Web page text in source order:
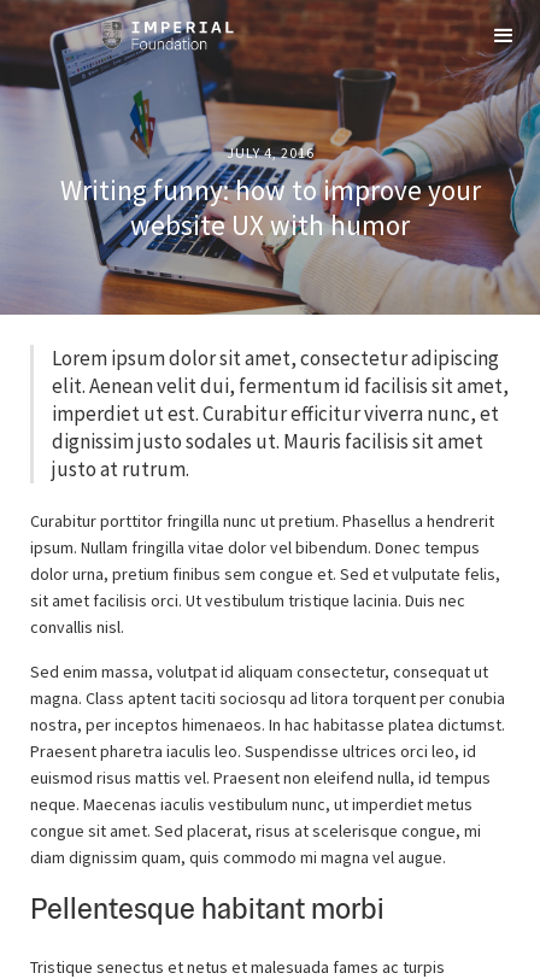
JULY 4, 2016
Writing funny: how to improve your
website UX with humor
Lorem ipsum dolor sit amet, consectetur adipiscing
elit. Aenean velit dui, fermentum id facilisis sit amet,
imperdiet ut est. Curabitur efficitur viverra nunc, et
dignissim justo sodales ut. Mauris facilisis sit amet
justo at rutrum.
Curabitur porttitor fringilla nunc ut pretium. Phasellus a hendrerit
ipsum. Nullam fringilla vitae dolor vel bibendum. Donec tempus
dolor urna, pretium finibus sem congue et. Sed et vulputate felis,
sit amet facilisis orci. Ut vestibulum tristique lacinia. Duis nec
convallis nisl.
Sed enim massa, volutpat id aliquam consectetur, consequat ut
magna. Class aptent taciti sociosqu ad litora torquent per conubia
nostra, per inceptos himenaeos. In hac habitasse platea dictumst.
Praesent pharetra iaculis leo. Suspendisse ultrices orci leo, id
euismod risus mattis vel. Praesent non eleifend nulla, id tempus
neque. Maecenas iaculis vestibulum nunc, ut imperdiet metus
congue sit amet. Sed placerat, risus at scelerisque congue, mi
diam dignissim quam, quis commodo mi magna vel augue.
Pellentesque habitant morbi
Tristique senectus et netus et malesuada fames ac turpis